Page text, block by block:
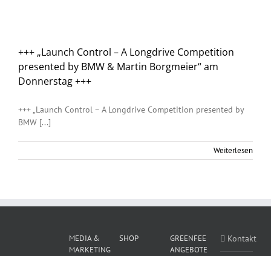
+++ „Launch Control – A Longdrive Competition
presented by BMW & Martin Borgmeier“ am
Donnerstag +++
+++ „Launch Control – A Longdrive Competition presented by
BMW [...]
Weiterlesen
MEDIA &
MARKETING
SHOP
GREENFEE
ANGEBOTE
Kontakt